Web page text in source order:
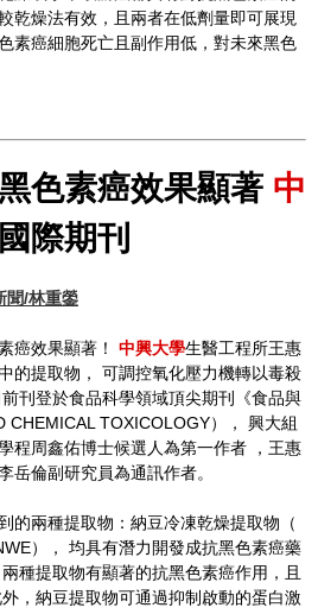
乾燥法有效，且兩者在低劑量即可展現
素癌細胞死亡且副作用低，對未來黑色
色素癌效果顯著 中
際期刊
聞/林重鎣
癌效果顯著！ 中興大學生醫工程所王惠
的提取物， 可調控氧化壓力機轉以毒殺
刊登於食品科學領域頂尖期刊《食品與
CHEMICAL TOXICOLOGY）， 興大組
程周鑫佑博士候選人為第一作者 ，王惠
岳倫副研究員為通訊作者。
的兩種提取物：納豆冷凍乾燥提取物（
）， 均具有潛力開發成抗黑色素癌藥
種提取物有顯著的抗黑色素癌作用，且
，納豆提取物可通過抑制啟動的蛋白激